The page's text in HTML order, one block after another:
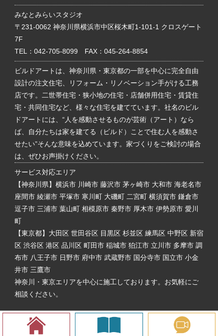
みなとみらいスタジオ
〒231-0062 神奈川県横浜市中区桜木町1-101-1 クロスゲート
7F
TEL： 042-705-8099 FAX：045-264-8854
ビルドアートは、神奈川県・東京都の一部を中心に完全自由
設計の注文住宅、リフォーム・リノベーション手がける工務
店です。二世帯住宅・狭小地の住宅・店舗併用住宅・賃貸住
宅・共同住宅など、様々な住宅を建てています。社名のビル
ドアートには、“人を感動させるものが芸術（アート）なら
ば、自分たちは家を建てる（ビルド）ことで住む人を感動さ
せたい”そんな意味を込めています。家づくりをご検討の場合
は、ぜひお声掛けください。
サービス対応エリア
【神奈川県】横浜市 川崎市 藤沢市 茅ヶ崎市 大和市 海老名市
座間市 綾瀬市 平塚市 寒川町 大磯町 二宮町 横須賀市 鎌倉市
逗子市 三浦市 葉山町 相模原市 秦野市 厚木市 伊勢原市 愛川
町
【東京都】大田区 世田谷区 目黒区 杉並区 練馬区 中野区 新宿
区 渋谷区 港区 品川区 町田市 稲城市 狛江市 立川市 多摩市 調
布市 八王子市 日野市 府中市 武蔵野市 国分寺市 国立市 小金
井市 三鷹市
神奈川・東京エリアを中心に施工しております。お気軽にご
相談ください。
Copyright © Build Art. All rights reserved.